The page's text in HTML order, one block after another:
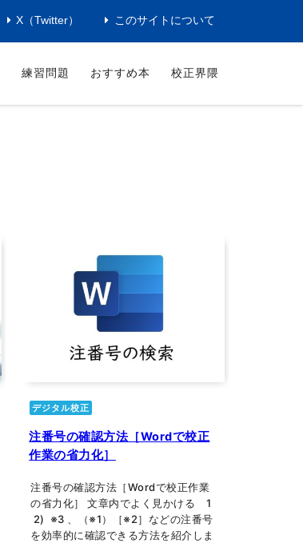
X（Twitter） このサイトについて
練習問題 おすすめ本 校正界隈
デジタル校正
注番号の確認方法［Wordで校正
作業の省力化］
注番号の確認方法［Wordで校正作業
の省力化］ 文章内でよく見かける 1
2) ※3 、（※1）［※2］などの注番号
を効率的に確認できる方法を紹介しま